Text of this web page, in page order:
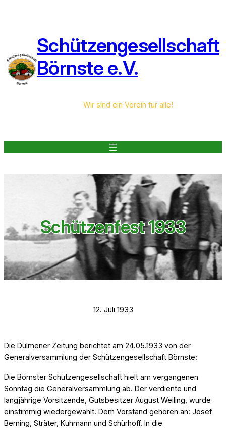
Schützengesellschaft
Börnste e.V.
Wir sind ein Verein für alle!
Schützenfest 1933
12. Juli 1933
Die Dülmener Zeitung berichtet am 24.05.1933 von der
Generalversammlung der Schützengesellschaft Börnste:
Die Börnster Schützengesellschaft hielt am vergangenen
Sonntag die Generalversammlung ab. Der verdiente und
langjährige Vorsitzende, Gutsbesitzer August Weiling, wurde
einstimmig wiedergewählt. Dem Vorstand gehören an: Josef
Berning, Sträter, Kuhmann und Schürhoff. In die